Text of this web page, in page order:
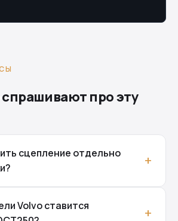
про эту
сцепление отдельно
Volvo ставится